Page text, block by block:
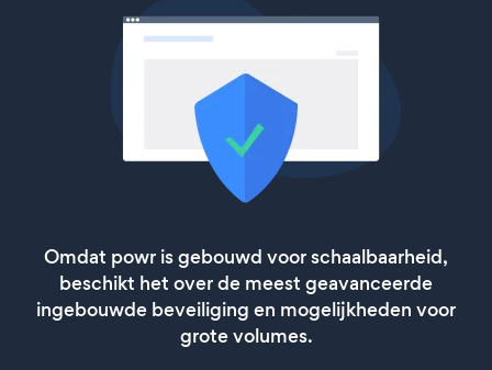
Omdat powr is gebouwd voor schaalbaarheid,
beschikt het over de meest geavanceerde
ingebouwde beveiliging en mogelijkheden voor
grote volumes.